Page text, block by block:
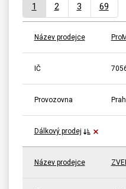
1 2 3 69
Název prodejce
IČ
Provozovna
Dálkový prodej
Název prodejce